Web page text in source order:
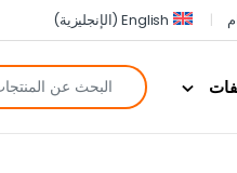
English
(الإنجليزية)